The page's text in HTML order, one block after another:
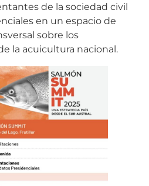
de la sociedad civil
en un espacio de
sobre los
la acuicultura nacional.